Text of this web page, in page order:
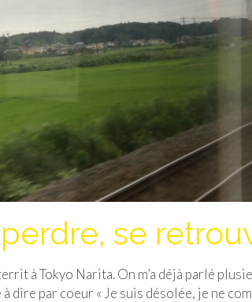
se
à Tokyo Narita. On m’a déjà parlé
dire par coeur « Je suis désolée, je ne